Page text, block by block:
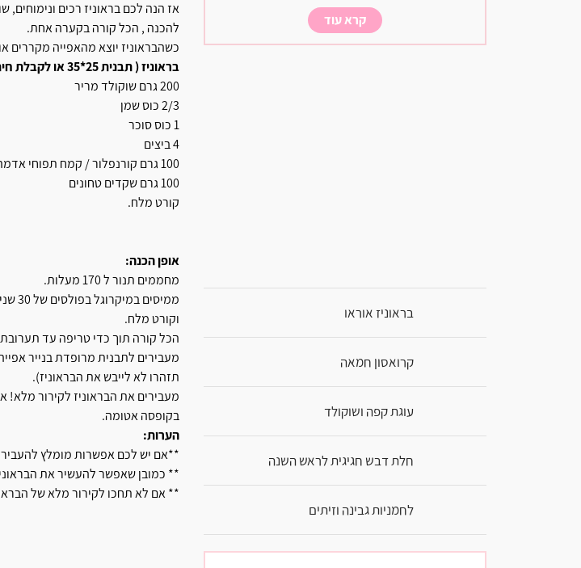
קרא עוד
בראוניז אוראו
קרואסון חמאה
עוגת קפה ושוקולד
חלת דבש חגיגית לראש השנה
לחמניות גבינה וזיתים
אז הנה לכם בראוניז רכים
להכנה , הכל קורה בקערה אחת.
כשהבראוניז יוצא מהאפייה מקררים
בראוניז ( תבנית 25*35 או לקבלת חיתוכיות גבוהות יותר רינג 20*20) :
200 גרם שוקולד מריר
2/3 כוס שמן
1 כוס סוכר
4 ביצים
100 גרם קורנפלור / קמח תפוחי אדמה
100 גרם שקדים טחונים
קורט מלח.
אופן הכנה:
מחממים תנור ל 170 מעלות.
וקורט מלח.
הכל קורה תוך כדי טריפה עד
תזהרו לא לייבש את הבראוניז).
מעבירים את הבראוניז לקירור מלא!
בקופסה אטומה.
הערות:
**אם יש לכם אפשרות מומלץ
** כמובן שאפשר להעשיר את
** אם לא תחכו לקירור מלא של